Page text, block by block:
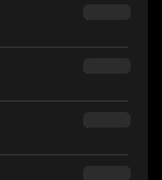
$54.90
$34.95
$160.00
$180.00